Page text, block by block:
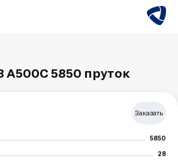
А500С 5850 пруток
Заказать
5850
28